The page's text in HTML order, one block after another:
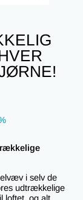
i selv de
udtrækkelige